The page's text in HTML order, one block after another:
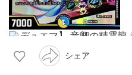
シェア